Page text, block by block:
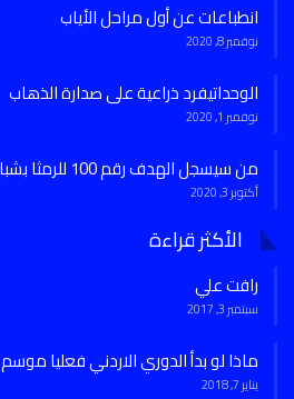
انطباعات عن أول مراحل الأياب
نوفمبر 8, 2020
الوحداتيفرد ذراعية على صدارة الذهاب
نوفمبر 1, 2020
من سيسجل الهدف رقم 100 للرمثا بشباك الجزيرة !!
أكتوبر 3, 2020
الأكثر قراءة
رافت علي
سبتمبر 3, 2017
ماذا لو بدأ الدوري الاردني فعليا موسم 1974..ومات “سريرياً…
يناير 7, 2018